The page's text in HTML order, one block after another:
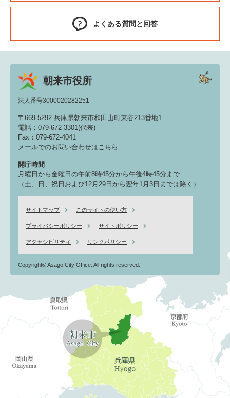
よくある質問と回答
朝来市役所
法人番号3000020282251
〒669-5292 兵庫県朝来市和田山町東谷213番地1
電話：079-672-3301(代表)
Fax：079-672-4041
メールでのお問い合わせはこちら
開庁時間
月曜日から金曜日の午前8時45分から午後4時45分まで
（土、日、祝日および12月29日から翌年1月3日までは除く）
サイトマップ このサイトの使い方
プライバシーポリシー サイトポリシー
アクセシビリティ リンクポリシー
Copyright© Asago City Office. All rights reserved.